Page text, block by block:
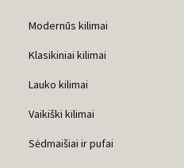
Modernūs kilimai
Klasikiniai kilimai
Lauko kilimai
Vaikiški kilimai
Sėdmaišiai ir pufai